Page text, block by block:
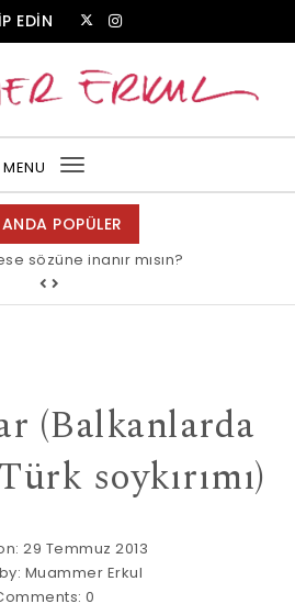
EDİN
MENU
Toggle
navigation
POPÜLER
sözüne inanır mısın?
(Balkanlarda
soykırımı)
29 Temmuz 2013
Muammer Erkul
0